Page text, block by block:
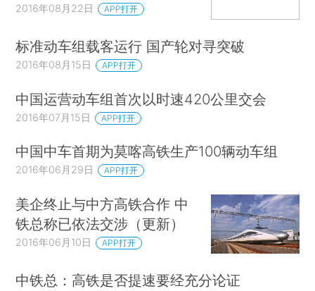
2016年08月22日 APP打开
标准动车组载客运行 国产轮对寻突破
2016年08月15日 APP打开
中国运营动车组首次以时速420公里交会
2016年07月15日 APP打开
中国中车首期为莫喀高铁生产100辆动车组
2016年06月29日 APP打开
美企终止与中方高铁合作 中
铁总称已依法交涉（更新）
2016年06月10日 APP打开
中铁总：高铁是否提速要经充分论证